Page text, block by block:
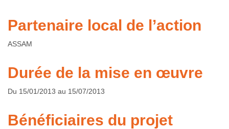
Partenaire local de l’action
ASSAM
Durée de la mise en œuvre
Du 15/01/2013 au 15/07/2013
Bénéficiaires du projet